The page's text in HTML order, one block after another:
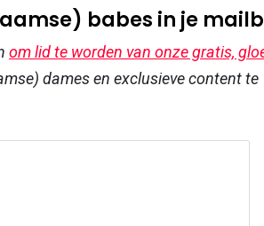
babes in je
om lid te worden van onze gratis,
dames en exclusieve content te